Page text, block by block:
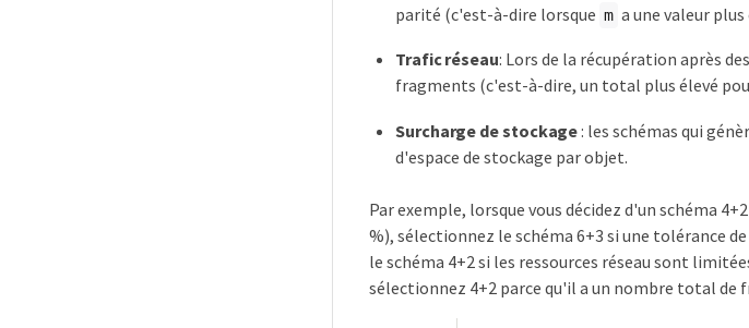
parité (c'est-à-dire lorsque m a une valeur plus
Trafic réseau: Lors de la récupération après
fragments (c'est-à-dire, un total plus élevé
Surcharge de stockage: les schémas qui
d'espace de stockage par objet.
Par exemple, lorsque vous décidez d'un schéma
%), sélectionnez le schéma 6+3 si une tolérance
le schéma 4+2 si les ressources réseau sont
sélectionnez 4+2 parce qu'il a un nombre total de